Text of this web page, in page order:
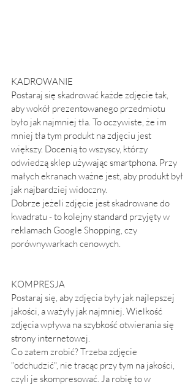
KADROWANIE
Postaraj się skadrować każde zdjęcie tak,
aby wokół prezentowanego przedmiotu
było jak najmniej tła. To oczywiste, że im
mniej tła tym produkt na zdjęciu jest
większy. Docenią to wszyscy, którzy
odwiedzą sklep używając smartphona. Przy
małych ekranach ważne jest, aby produkt był
jak najbardziej widoczny.
Dobrze jeżeli zdjęcie jest skadrowane do
kwadratu - to kolejny standard przyjęty w
reklamach Google Shopping, czy
porównywarkach cenowych.
KOMPRESJA
Postaraj się, aby zdjęcia były jak najlepszej
jakości, a ważyły jak najmniej. Wielkość
zdjęcia wpływa na szybkość otwierania się
strony internetowej.
Co zatem zrobić? Trzeba zdjęcie
"odchudzić", nie tracąc przy tym na jakości,
czyli je skompresować. Ja robię to w